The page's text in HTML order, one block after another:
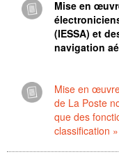
Mise en
(IESSA) et
navigation
Mise en
de La Poste
que des
classification